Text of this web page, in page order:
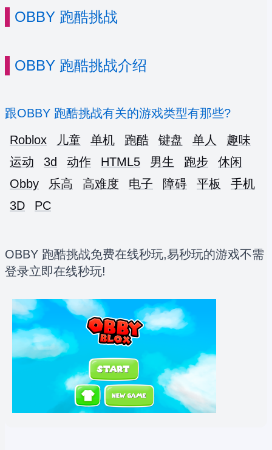
OBBY 跑酷挑战
OBBY 跑酷挑战介绍
跟OBBY 跑酷挑战有关的游戏类型有那些?
Roblox
儿童 单机 跑酷 键盘 单人
趣味
运动
3d 动作 HTML5 男生 跑步
休闲
Obby
乐高 高难度 电子 障碍 平板
手机
3D
PC
OBBY 跑酷挑战免费在线秒玩,易秒玩的游戏不需
登录立即在线秒玩!